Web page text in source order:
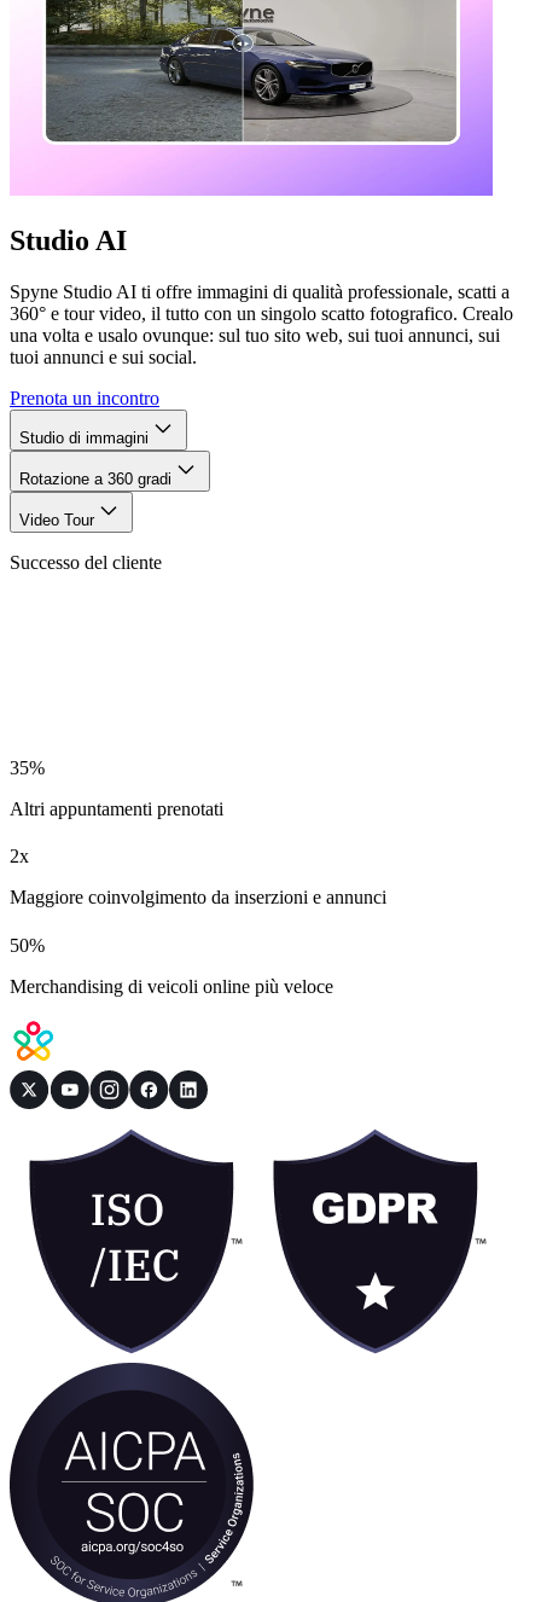
Studio AI
Spyne Studio AI ti offre immagini di qualità professionale, scatti a
360° e tour video, il tutto con un singolo scatto fotografico. Crealo
una volta e usalo ovunque: sul tuo sito web, sui tuoi annunci, sui
tuoi annunci e sui social.
Prenota un incontro
Studio di immagini
Rotazione a 360 gradi
Video Tour
Successo del cliente
35%
Altri appuntamenti prenotati
2x
Maggiore coinvolgimento da inserzioni e annunci
50%
Merchandising di veicoli online più veloce